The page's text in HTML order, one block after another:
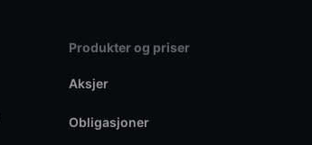
Produkter og priser
Aksjer
Obligasjoner